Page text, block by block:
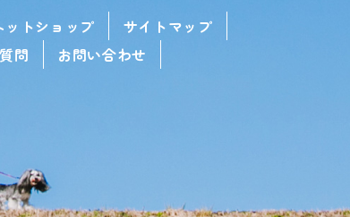
ットショップ
サイトマップ
問 お問い合わせ